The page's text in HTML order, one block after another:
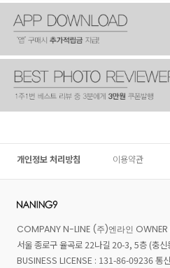
개인정보 처리방침 이용약관
COMPANY N-LINE (주)엔라인 OWNER
서울 종로구 율곡로 22나길 20-3, 5층 (충신
BUSINESS LICENSE : 131-86-09236 통